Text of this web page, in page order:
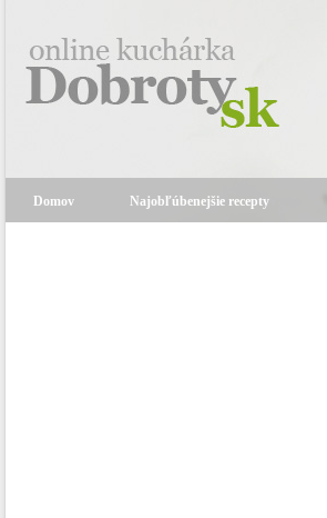
Domov Najobľúbenejšie recepty